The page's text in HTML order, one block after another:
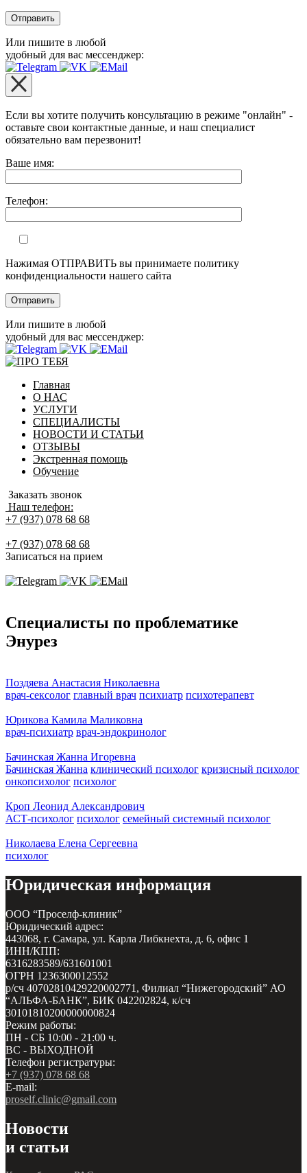
Или пишите в любой
удобный для вас мессенджер:
Если вы хотите получить консультацию в режиме "онлайн" -
оставьте свои контактные данные, и наш специалист
обязательно вам перезвонит!
Оставьте это поле пустым.
Ваше имя:
Телефон:
Нажимая ОТПРАВИТЬ вы принимаете политику
конфиденциальности нашего сайта
Или пишите в любой
удобный для вас мессенджер:
Главная
О НАС
УСЛУГИ
СПЕЦИАЛИСТЫ
НОВОСТИ И СТАТЬИ
ОТЗЫВЫ
Экстренная помощь
Обучение
Заказать звонок
Наш телефон:
+7 (937) 078 68 68
+7 (937) 078 68 68
Записаться на прием
Специалисты по проблематике
Энурез
Поздяева Анастасия Николаевна
врач-сексолог главный врач психиатр психотерапевт
Юрикова Камила Маликовна
врач-психиатр врач-эндокринолог
Бачинская Жанна Игоревна
Бачинская Жанна клинический психолог кризисный психолог
онкопсихолог психолог
Кроп Леонид Александрович
АСТ-психолог психолог семейный системный психолог
Николаева Елена Сергеевна
психолог
Юридическая информация
ООО “Проселф-клиник”
Юридический адрес:
443068, г. Самара, ул. Карла Либкнехта, д. 6, офис 1
ИНН/КПП:
6316283589/631601001
ОГРН 1236300012552
р/сч 40702810429220002771, Филиал “Нижегородский” АО
“АЛЬФА-БАНК”, БИК 042202824, к/сч
30101810200000000824
Режим работы:
ПН - СБ 10:00 - 21:00 ч.
ВС - ВЫХОДНОЙ
Телефон регистратуры:
+7 (937) 078 68 68
E-mail:
proself.clinic@gmail.com
Новости
и статьи